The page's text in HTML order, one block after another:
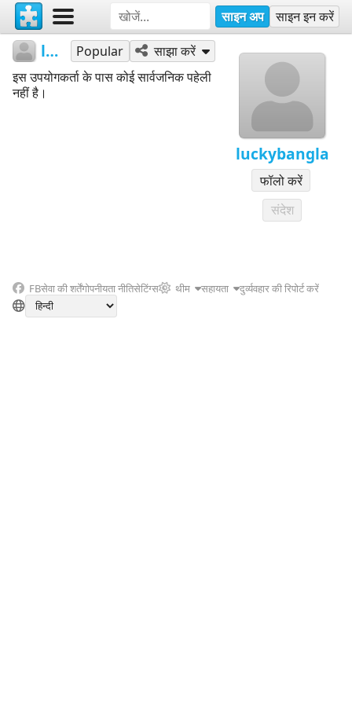
साइन अप साइन इन करें
luckybangla
फॉलो करें
संदेश
luckybangla Popular
साझा करें
इस उपयोगकर्ता के पास कोई सार्वजनिक पहेली
नहीं है।
FBसेवा की शर्तेंगोपनीयता नीतिसेटिंग्स थीम सहायता दुर्व्यवहार की रिपोर्ट करें